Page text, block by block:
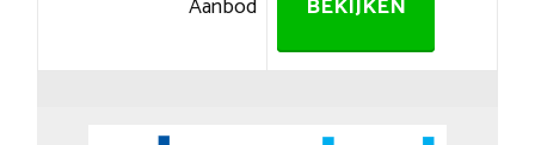
Aanbod BEKIJKEN